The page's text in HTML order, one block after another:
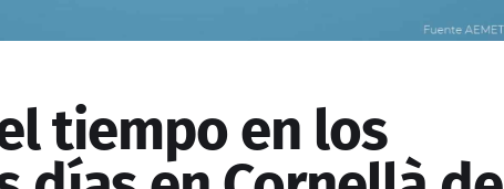
tiempo en los